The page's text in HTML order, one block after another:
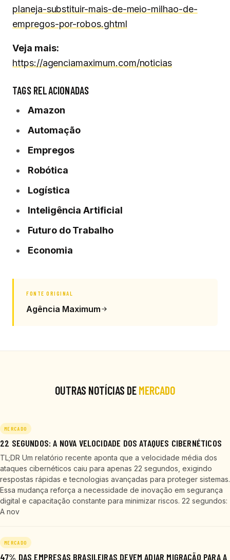
planeja-substituir-mais-de-meio-milhao-de-
empregos-por-robos.ghtml
Veja mais:
https://agenciamaximum.com/noticias
TAGS RELACIONADAS
Amazon
Automação
Empregos
Robótica
Logística
Inteligência Artificial
Futuro do Trabalho
Economia
FONTE ORIGINAL
Agência Maximum
OUTRAS NOTÍCIAS DEMERCADO
MERCADO
22 SEGUNDOS: A NOVA VELOCIDADE DOS ATAQUES CIBERNÉTICOS
TL;DR Um relatório recente aponta que a velocidade média dos
ataques cibernéticos caiu para apenas 22 segundos, exigindo
respostas rápidas e tecnologias avançadas para proteger sistemas.
Essa mudança reforça a necessidade de inovação em segurança
digital e capacitação constante para minimizar riscos. 22 segundos:
A nov
MERCADO
47% DAS EMPRESAS BRASILEIRAS DEVEM ADIAR MIGRAÇÃO PARA A